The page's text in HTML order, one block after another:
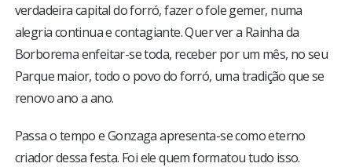
verdadeira capital do forró, fazer o fole gemer, numa
alegria continua e contagiante. Quer ver a Rainha da
Borborema enfeitar-se toda, receber por um mês, no seu
Parque maior, todo o povo do forró, uma tradição que se
renovo ano a ano.
Passa o tempo e Gonzaga apresenta-se como eterno
criador dessa festa. Foi ele quem formatou tudo isso.